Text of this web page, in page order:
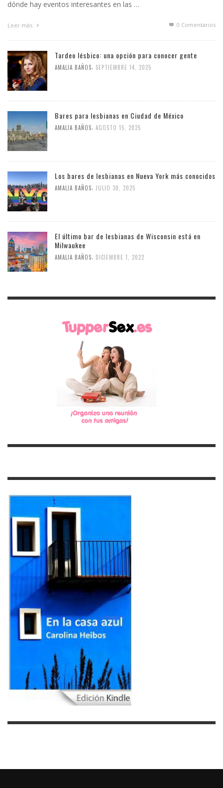
dónde hay eventos interesantes en las …
Leer más 0 Comentarios
Tardeo lésbico: una opción para conocer gente
AMALIA BAÑOS SEPTIEMBRE 14, 2025
Bares para lesbianas en Ciudad de México
AMALIA BAÑOS AGOSTO 15, 2025
Los bares de lesbianas en Nueva York más conocidos
AMALIA BAÑOS JULIO 30, 2025
El último bar de lesbianas de Wisconsin está en
Milwaukee
AMALIA BAÑOS DICIEMBRE 1, 2022